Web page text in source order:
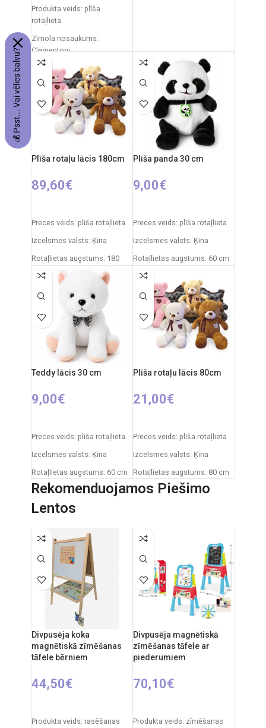
Produkta veids: plīša
rotaļlieta
Zīmola nosaukums:
Clementoni
Izcelsmes valsts: Itālija
Iepakojuma izmēri: 31 x 20 x
Ieteicamais vecums: no 0
mēnešiem.
Elementi: 3 x AA (nav iekļauti)
Plīša rotaļu lācis 180cm
89,60€
Preces veids: plīša rotaļlieta
Izcelsmes valsts: Ķīna
Rotaļlietas augstums: 180
Plīša panda 30 cm
9,00€
Preces veids: plīša rotaļlieta
Izcelsmes valsts: Ķīna
Rotaļlietas augstums: 60 cm
Teddy lācis 30 cm
9,00€
Preces veids: plīša rotaļlieta
Izcelsmes valsts: Ķīna
Rotaļlietas augstums: 60 cm
Plīša rotaļu lācis 80cm
21,00€
Preces veids: plīša rotaļlieta
Izcelsmes valsts: Ķīna
Rotaļlietas augstums: 80 cm
Rekomenduojamos Piešimo
Lentos
Divpusēja koka
magnētiskā zīmēšanas
tāfele bērniem
44,50€
Produkta veids: rasēšanas
Divpusēja magnētiskā
zīmēšanas tāfele ar
piederumiem
70,10€
Produkta veids: zīmēšanas
💰 Psst... Vai vēlies balvu?